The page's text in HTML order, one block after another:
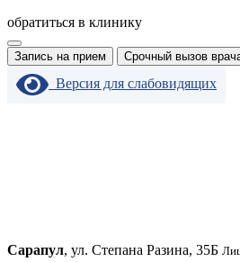
обратиться в клинику
Запись на прием Срочный вызов
Версия для слабовидящих
Сарапул, ул. Степана Разина, 35Б